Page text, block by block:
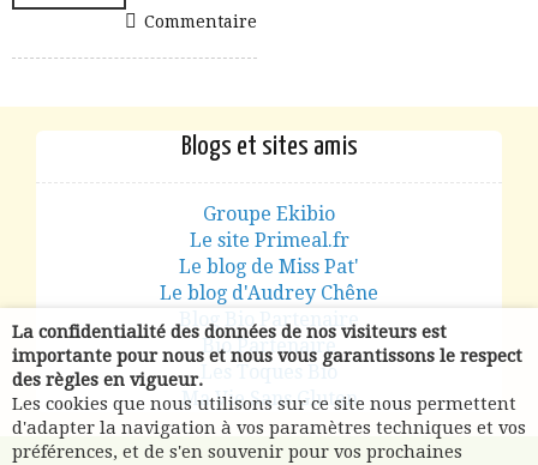
Commentaire
Blogs et sites amis
Groupe Ekibio
Le site Primeal.fr
Le blog de Miss Pat'
Le blog d'Audrey Chêne
Blog Bio Partenaire
Bio Partenaire
Les Toques Bio
Ma Vie Sans Gluten
La confidentialité des données de nos visiteurs est
importante pour nous et nous vous garantissons le respect
des règles en vigueur.
Les cookies que nous utilisons sur ce site nous permettent
d'adapter la navigation à vos paramètres techniques et vos
préférences, et de s'en souvenir pour vos prochaines